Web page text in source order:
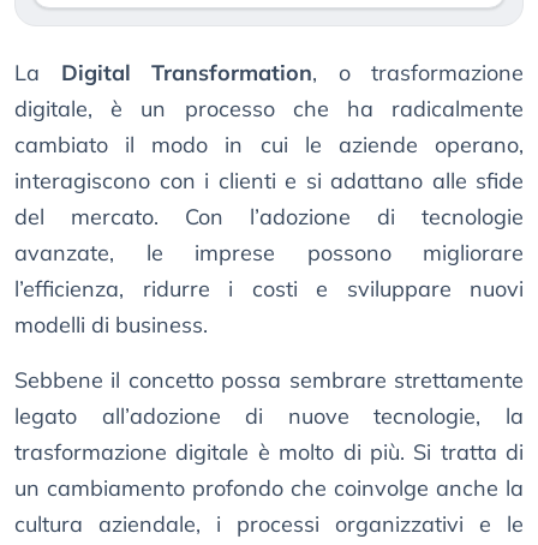
La Digital Transformation, o trasformazione
digitale, è un processo che ha radicalmente
cambiato il modo in cui le aziende operano,
interagiscono con i clienti e si adattano alle sfide
del mercato. Con l’adozione di tecnologie
avanzate, le imprese possono migliorare
l’efficienza, ridurre i costi e sviluppare nuovi
modelli di business.
Sebbene il concetto possa sembrare strettamente
legato all’adozione di nuove tecnologie, la
trasformazione digitale è molto di più. Si tratta di
un cambiamento profondo che coinvolge anche la
cultura aziendale, i processi organizzativi e le